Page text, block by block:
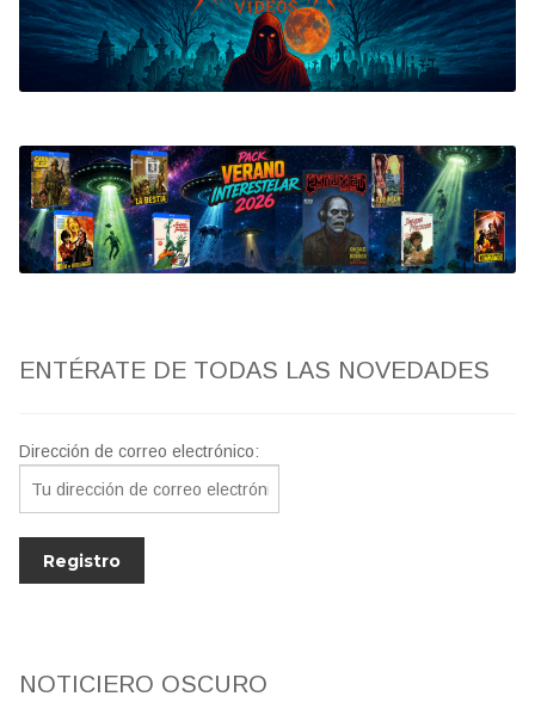
Bluray
Clasificada S
artwork
fantaterror
Jesús Franco
ENTÉRATE DE TODAS LAS NOVEDADES
Dirección de correo electrónico:
NOTICIERO OSCURO